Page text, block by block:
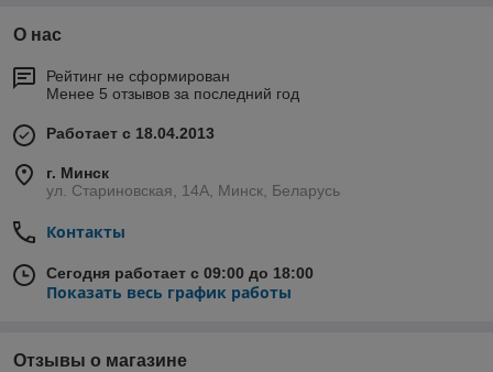
О нас
Рейтинг не сформирован
Менее 5 отзывов за последний год
Работает с 18.04.2013
г. Минск
ул. Стариновская, 14А, Минск, Беларусь
Контакты
Сегодня работает с 09:00 до 18:00
Показать весь график работы
Отзывы о магазине